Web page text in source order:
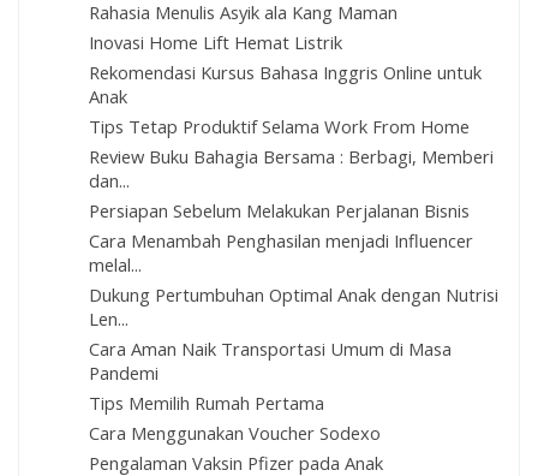
Rahasia Menulis Asyik ala Kang Maman
Inovasi Home Lift Hemat Listrik
Rekomendasi Kursus Bahasa Inggris Online untuk
Anak
Tips Tetap Produktif Selama Work From Home
Review Buku Bahagia Bersama : Berbagi, Memberi
dan...
Persiapan Sebelum Melakukan Perjalanan Bisnis
Cara Menambah Penghasilan menjadi Influencer
melal...
Dukung Pertumbuhan Optimal Anak dengan Nutrisi
Len...
Cara Aman Naik Transportasi Umum di Masa
Pandemi
Tips Memilih Rumah Pertama
Cara Menggunakan Voucher Sodexo
Pengalaman Vaksin Pfizer pada Anak